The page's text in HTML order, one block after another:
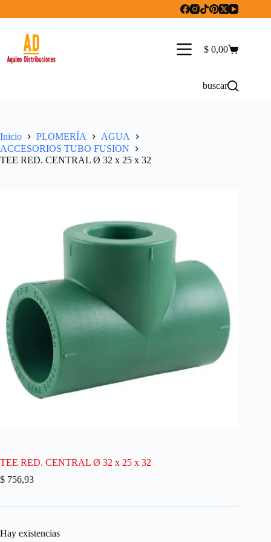
Carro
$ 0,00
buscar
Inicio PLOMERÍA
AGUA
ACCESORIOS TUBO FUSION
TEE RED. CENTRAL Ø 32 x 25 x 32
TEE RED. CENTRAL Ø 32 x 25 x 32
$ 756,93
Hay existencias